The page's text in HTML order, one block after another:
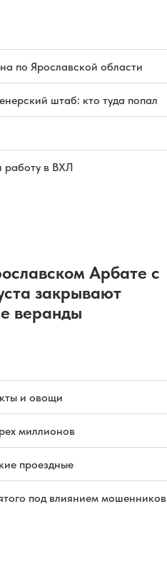
по Ярославской области
штаб: кто туда попал
работу в ВХЛ
Арбате с
закрывают
веранды
и овощи
миллионов
проездные
под влиянием мошенников